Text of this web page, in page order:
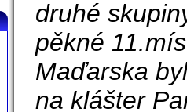
druhé
pěkné
Maďarska
na klášter